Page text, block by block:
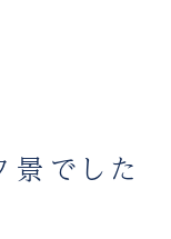
景でした